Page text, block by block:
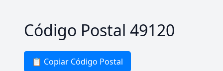
Código Postal 49120
📋 Copiar Código Postal